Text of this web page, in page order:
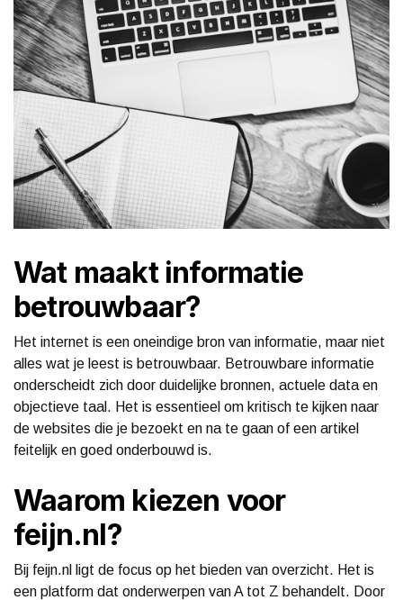
Wat maakt informatie
betrouwbaar?
Het internet is een oneindige bron van informatie, maar niet
alles wat je leest is betrouwbaar. Betrouwbare informatie
onderscheidt zich door duidelijke bronnen, actuele data en
objectieve taal. Het is essentieel om kritisch te kijken naar
de websites die je bezoekt en na te gaan of een artikel
feitelijk en goed onderbouwd is.
Waarom kiezen voor
feijn.nl?
Bij feijn.nl ligt de focus op het bieden van overzicht. Het is
een platform dat onderwerpen van A tot Z behandelt. Door